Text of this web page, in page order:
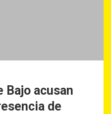
Bajo acusan
de